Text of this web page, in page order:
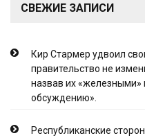
СВЕЖИЕ ЗАПИСИ
Кир Стармер удвоил
правительство не
назвав их
обсуждению».
Республиканские